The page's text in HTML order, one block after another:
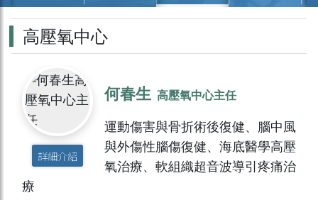
高壓氧中心
詳細介紹
何春生 高壓氧中心主任
運動傷害與骨折術後復健、腦中風
與外傷性腦傷復健、海底醫學高壓
氧治療、軟組織超音波導引疼痛治
療